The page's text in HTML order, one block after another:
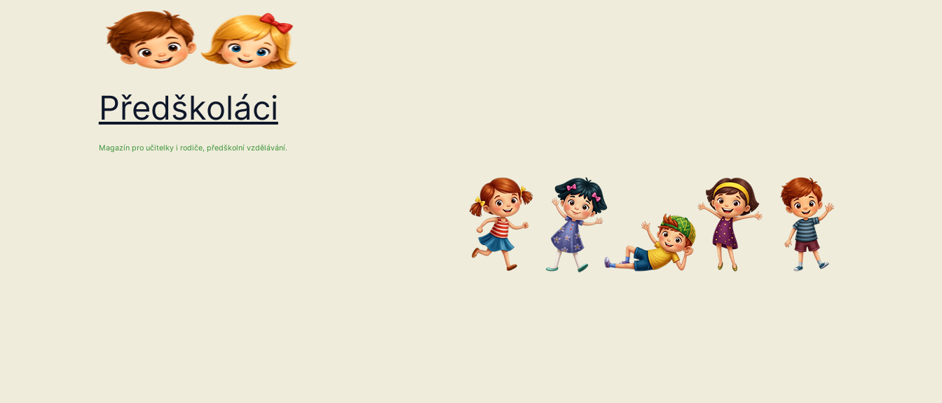
Předškoláci
Magazín pro učitelky i rodiče, předškolní vzdělávání.